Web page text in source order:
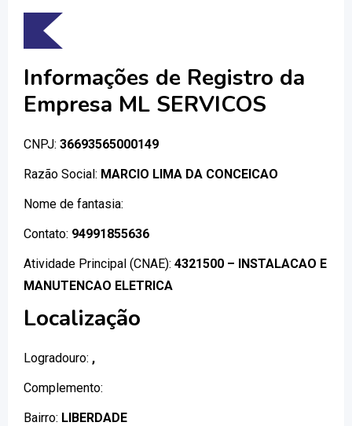
Informações de Registro da
Empresa ML SERVICOS
CNPJ: 36693565000149
Razão Social: MARCIO LIMA DA CONCEICAO
Nome de fantasia:
Contato: 94991855636
Atividade Principal (CNAE): 4321500 – INSTALACAO E
MANUTENCAO ELETRICA
Localização
Logradouro: ,
Complemento:
Bairro: LIBERDADE